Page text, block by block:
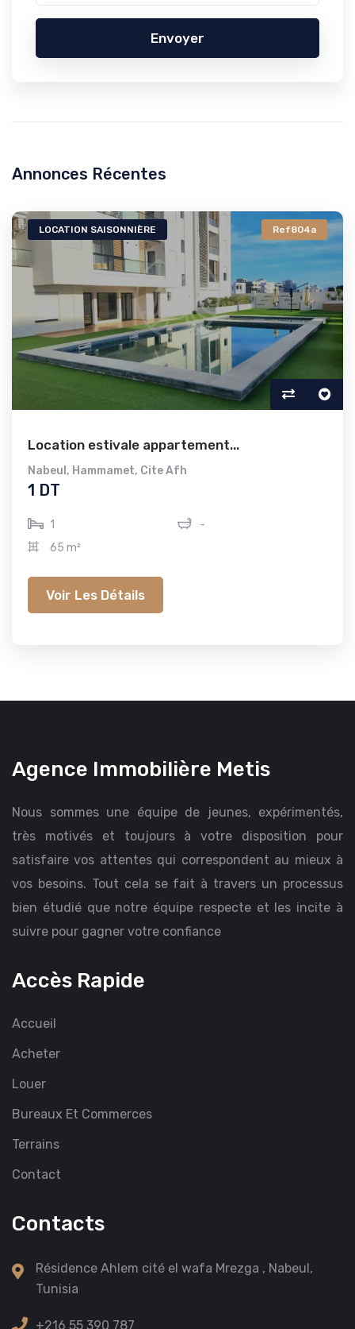
Envoyer
Annonces Récentes
LOCATION SAISONNIÈRE Ref804a
Location estivale appartement...
Nabeul , Hammamet, Cite Afh
1 DT
1
-
65 m²
Voir Les Détails
Agence Immobilière Metis
Nous sommes une équipe de jeunes, expérimentés,
très motivés et toujours à votre disposition pour
satisfaire vos attentes qui correspondent au mieux à
vos besoins. Tout cela se fait à travers un processus
bien étudié que notre équipe respecte et les incite à
suivre pour gagner votre confiance
Accès Rapide
Accueil
Acheter
Louer
Bureaux Et Commerces
Terrains
Contact
Contacts
Résidence Ahlem cité el wafa Mrezga , Nabeul,
Tunisia
+216 55 390 787